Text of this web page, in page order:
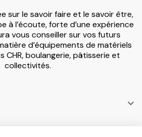
sur le savoir faire et le savoir être,
à l’écoute, forte d’une expérience
vous conseiller sur vos futurs
d’équipements de matériels
CHR, boulangerie, pâtisserie et
collectivités.
